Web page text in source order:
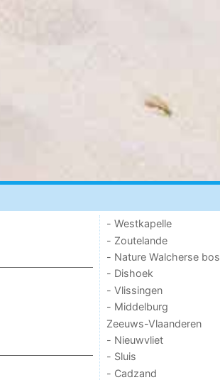
- Westkapelle
- Zoutelande
- Nature Walcherse bos
- Dishoek
- Vlissingen
- Middelburg
Zeeuws-Vlaanderen
- Nieuwvliet
- Sluis
- Cadzand